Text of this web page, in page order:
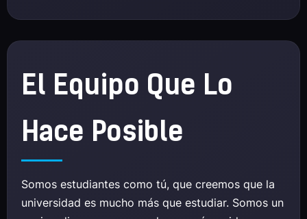
El Equipo Que Lo
Hace Posible
Somos estudiantes como tú, que creemos que la
universidad es mucho más que estudiar. Somos un